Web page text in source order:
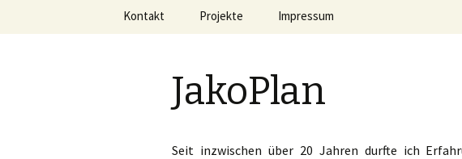
InhaltKontakt Projekte Impressum
JakoPlan
Seit inzwischen über 20 Jahren durfte ich